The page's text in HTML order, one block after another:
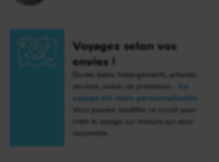
Voyagez selon vos
envies !
Durée, dates, hébergements, activités,
services, niveau de prestation…
Ce
voyage est 100% personnalisable
Vous pouvez modifier ce circuit pour
créer le voyage sur mesure qui vous
ressemble.